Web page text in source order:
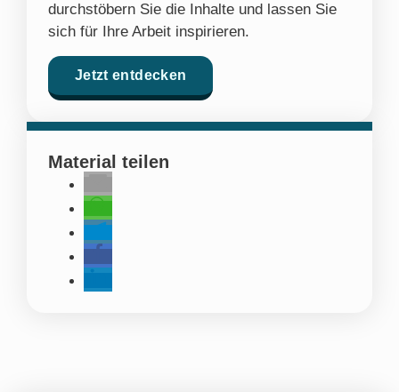
durchstöbern Sie die Inhalte und lassen Sie
sich für Ihre Arbeit inspirieren.
Jetzt entdecken
Material teilen